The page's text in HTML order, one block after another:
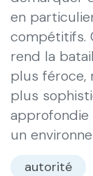
en
compétitifs.
rend la
plus féroce,
plus
un
autorité